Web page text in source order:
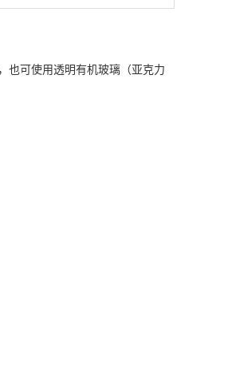
也可使用透明有机玻璃（亚克力